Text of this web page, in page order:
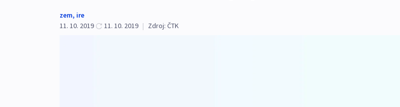
zem, ire
11. 10. 2019
11. 10. 2019 | Zdroj: ČTK